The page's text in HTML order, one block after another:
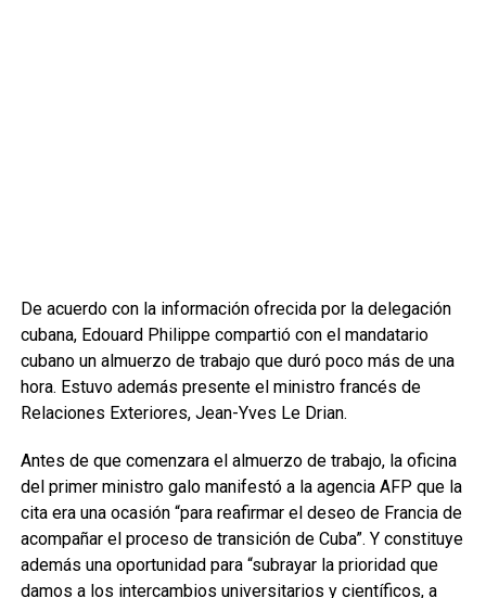
De acuerdo con la información ofrecida por la delegación
cubana, Edouard Philippe compartió con el mandatario
cubano un almuerzo de trabajo que duró poco más de una
hora. Estuvo además presente el ministro francés de
Relaciones Exteriores, Jean-Yves Le Drian.
Antes de que comenzara el almuerzo de trabajo, la oficina
del primer ministro galo manifestó a la agencia AFP que la
cita era una ocasión “para reafirmar el deseo de Francia de
acompañar el proceso de transición de Cuba”. Y constituye
además una oportunidad para “subrayar la prioridad que
damos a los intercambios universitarios y científicos, a